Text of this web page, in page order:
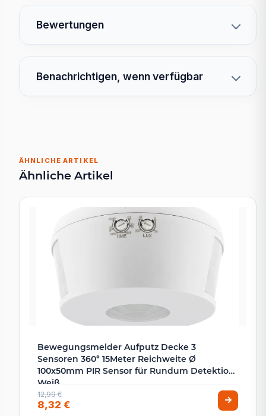
Bewertungen
Benachrichtigen, wenn verfügbar
ÄHNLICHE ARTIKEL
Ähnliche Artikel
Bewegungsmelder Aufputz Decke 3
Sensoren 360° 15Meter Reichweite Ø
100x50mm PIR Sensor für Rundum Detektion
Weiß
12,99 €
8,32 €